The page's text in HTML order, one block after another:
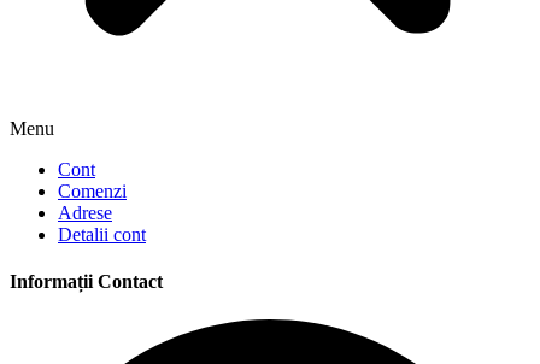
Menu
Cont
Comenzi
Adrese
Detalii cont
Informații Contact